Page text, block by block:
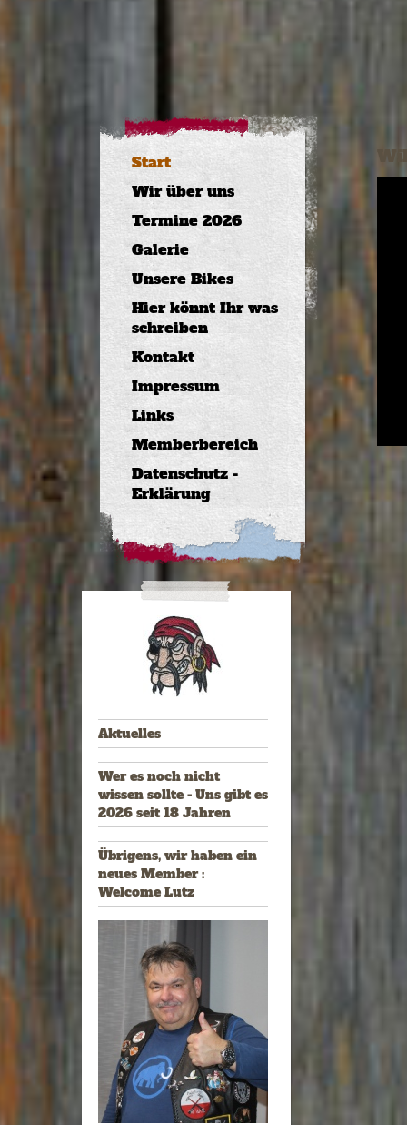
Start
Wir über uns
Termine 2026
Galerie
Unsere Bikes
Hier könnt Ihr was
schreiben
Kontakt
Impressum
Links
Memberbereich
Datenschutz -
Erklärung
Aktuelles
Wer es noch nicht
wissen sollte - Uns gibt es
2026 seit 18 Jahren
Übrigens, wir haben ein
neues Member :
Welcome Lutz